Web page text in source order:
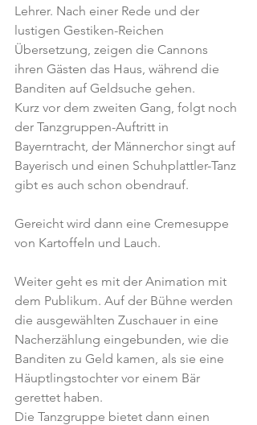
Lehrer. Nach einer Rede und der
lustigen Gestiken-Reichen
Übersetzung, zeigen die Cannons
ihren Gästen das Haus, während die
Banditen auf Geldsuche gehen.
Kurz vor dem zweiten Gang, folgt noch
der Tanzgruppen-Auftritt in
Bayerntracht, der Männerchor singt auf
Bayerisch und einen Schuhplattler-Tanz
gibt es auch schon obendrauf.
Gereicht wird dann eine Cremesuppe
von Kartoffeln und Lauch.
Weiter geht es mit der Animation mit
dem Publikum. Auf der Bühne werden
die ausgewählten Zuschauer in eine
Nacherzählung eingebunden, wie die
Banditen zu Geld kamen, als sie eine
Häuptlingstochter vor einem Bär
gerettet haben.
Die Tanzgruppe bietet dann einen